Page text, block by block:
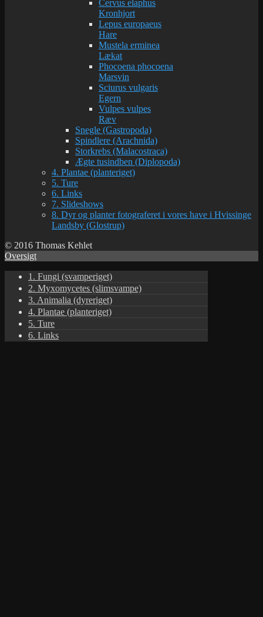
Cervus elaphus
Kronhjort
Lepus europaeus
Hare
Mustela erminea
Lækat
Phocoena phocoena
Marsvin
Sciurus vulgaris
Egern
Vulpes vulpes
Ræv
Snegle (Gastropoda)
Spindlere (Arachnida)
Storkrebs (Malacostraca)
Ægte tusindben (Diplopoda)
4. Plantae (planteriget)
5. Ture
6. Links
7. Slideshows
8. Dyr og planter fotograferet i vores have i Hvissinge
Landsby (Glostrup)
© 2016 Thomas Kehlet
Oversigt
1. Fungi (svamperiget)
2. Myxomycetes (slimsvampe)
3. Animalia (dyreriget)
4. Plantae (planteriget)
5. Ture
6. Links